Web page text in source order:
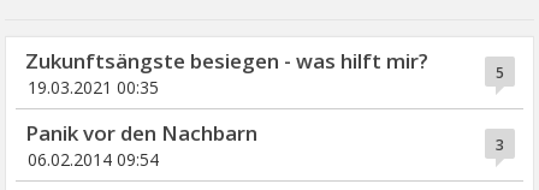
5
Zukunftsängste besiegen - was hilft mir?
19.03.2021 00:35
3
Panik vor den Nachbarn
06.02.2014 09:54